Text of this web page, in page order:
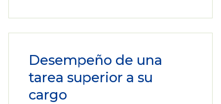
Desempeño de una
tarea superior a su
cargo